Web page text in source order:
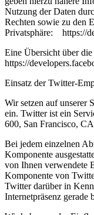
Nutzung der Daten
Rechten sowie zu den
Privatsphäre: https://
Eine Übersicht über
https://
Einsatz der Twitter-
Wir setzen auf unserer
ein. Twitter ist ein
600, San Francisco,
Bei jedem einzelnen
Komponente
von Ihnen verwendete
Komponente von
Twitter darüber in
Internetpräsenz gerade